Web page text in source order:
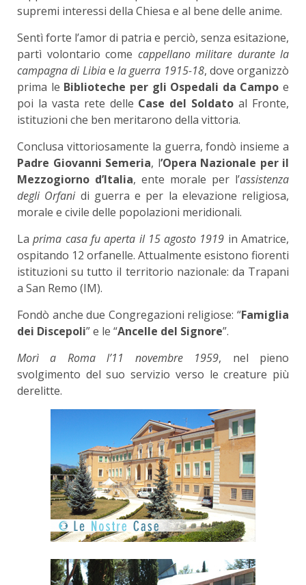
supremi interessi della Chiesa e al bene delle anime.
Sentì forte l’amor di patria e perciò, senza esitazione,
partì volontario come cappellano militare durante la
campagna di Libiae la guerra 1915-18, dove organizzò
prima le Biblioteche per gli Ospedali da Campo e
poi la vasta rete delle Case del Soldato al Fronte,
istituzioni che ben meritarono della vittoria.
Conclusa vittoriosamente la guerra, fondò insieme a
Padre Giovanni Semeria, l’Opera Nazionale per il
Mezzogiorno d’Italia, ente morale per l’assistenza
degli Orfanidi guerra e per la elevazione religiosa,
morale e civile delle popolazioni meridionali.
Laprima casa fu aperta il 15 agosto 1919 in Amatrice,
ospitando 12 orfanelle. Attualmente esistono fiorenti
istituzioni su tutto il territorio nazionale: da Trapani
a San Remo (IM).
Fondò anche due Congregazioni religiose: “Famiglia
dei Discepoli” e le “Ancelle del Signore”.
Morì a Roma l’11 novembre 1959, nel pieno
svolgimento del suo servizio verso le creature più
derelitte.